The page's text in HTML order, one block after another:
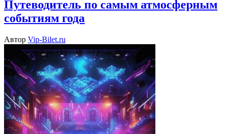
Путеводитель по самым атмосферным
событиям года
Автор Vip-Bilet.ru